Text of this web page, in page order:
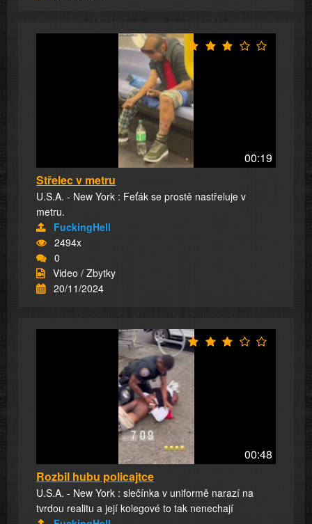
00:19
Střelec v metru
U.S.A. - New York : Feťák se prostě nastřeluje v
metru.
FuckingHell
2494x
0
Video / Zbytky
20/11/2024
00:48
Rozbil hubu policajtce
U.S.A. - New York : slečínka v uniformě narazí na
tvrdou realitu a její kolegové to tak nenechají